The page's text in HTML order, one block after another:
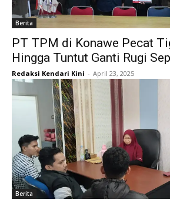
Berita
PT TPM di Konawe Pecat
Hingga Tuntut Ganti Rugi
Redaksi Kendari Kini - April 23, 2025
Berita